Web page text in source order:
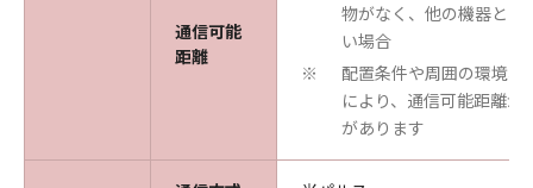
通信可能
距離
物がなく、他の機器との
い場合
※
配置条件や周囲の環境、
により、通信可能距離が
があります